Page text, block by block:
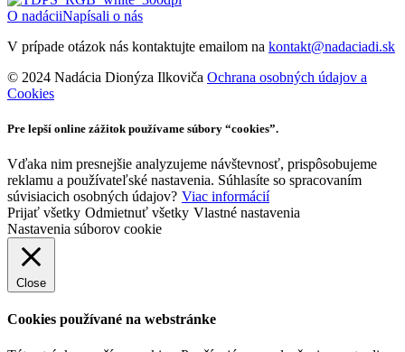
Pre lepší online zážitok používame súbory “cookies”.
Vďaka nim presnejšie analyzujeme návštevnosť, prispôsobujeme
reklamu a používateľské nastavenia. Súhlasíte so spracovaním
súvisiacich osobných údajov?
Nastavenia súborov cookie
Close
Cookies používané na webstránke
Táto stránka používa cookies. Používajú sa na zlepšenie prostredia
prehliadača a na integráciu so sociálnymi médiami. My a tretie
strany môžeme sledovať vaše správanie na našich webových
my a tretie strany zobraziť reklamy šité na mieru vašim záujmom a
môžeme vytvoriť segmentovaný profil na prispôsobenie
komerčného obsahu.